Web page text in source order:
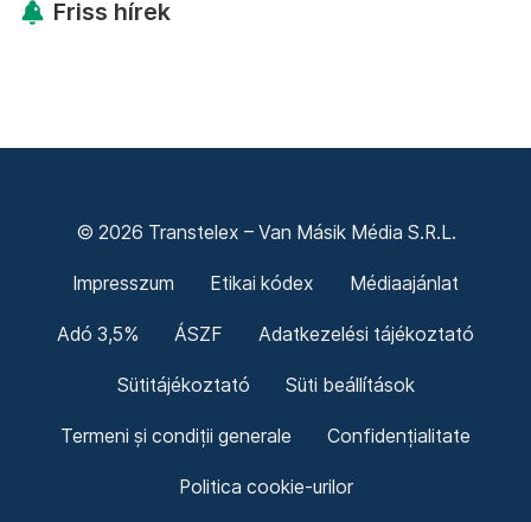
Friss hírek
© 2026 Transtelex – Van Másik Média S.R.L.
Impresszum Etikai kódex Médiaajánlat
Adó 3,5% ÁSZF Adatkezelési tájékoztató
Sütitájékoztató Süti beállítások
Termeni și condiții generale Confidențialitate
Politica cookie-urilor